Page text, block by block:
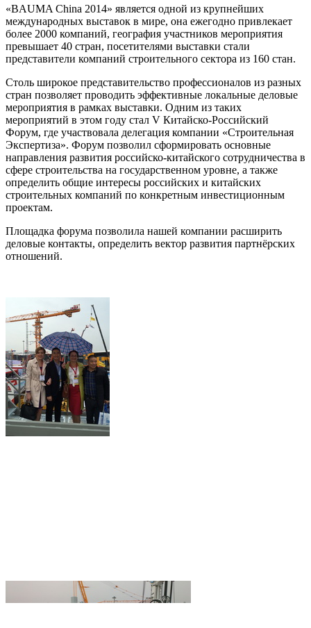
«BAUMA China 2014» является одной из крупнейших
международных выставок в мире, она ежегодно привлекает
более 2000 компаний, география участников мероприятия
превышает 40 стран, посетителями выставки стали
представители компаний строительного сектора из 160 стан.
Столь широкое представительство профессионалов из разных
стран позволяет проводить эффективные локальные деловые
мероприятия в рамках выставки. Одним из таких
мероприятий в этом году стал V Китайско-Российский
Форум, где участвовала делегация компании «Строительная
Экспертиза». Форум позволил сформировать основные
направления развития российско-китайского сотрудничества в
сфере строительства на государственном уровне, а также
определить общие интересы российских и китайских
строительных компаний по конкретным инвестиционным
проектам.
Площадка форума позволила нашей компании расширить
деловые контакты, определить вектор развития партнёрских
отношений.